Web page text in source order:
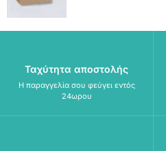
Ταχύτητα αποστολής
Η παραγγελία σου φεύγει εντός
24ωρου